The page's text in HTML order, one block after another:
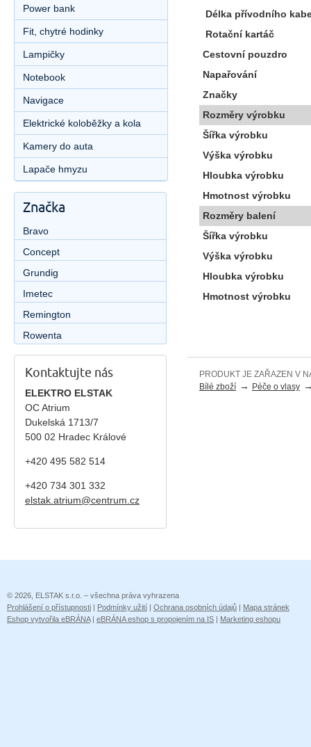
Délka přívodního
Rotační kartáč
Cestovní pouzdro
Napařování
Značky
Rozměry výrobku
Šířka výrobku
Výška výrobku
Hloubka výrobku
Hmotnost výrobku
Rozměry balení
Šířka výrobku
Výška výrobku
Hloubka výrobku
Hmotnost výrobku
PRODUKT JE ZAŘAZEN V
Bílé zboží → Péče o vlasy
Power bank
Fit, chytré hodinky
Lampičky
Notebook
Navigace
Elektrické koloběžky a kola
Kamery do auta
Lapače hmyzu
Značka
Bravo
Concept
Grundig
Imetec
Remington
Rowenta
Kontaktujte nás
ELEKTRO ELSTAK
OC Atrium
Dukelská 1713/7
500 02 Hradec Králové
+420 495 582 514
+420 734 301 332
elstak.atrium@centrum.cz
© 2026, ELSTAK s.r.o. – všechna práva vyhrazena
Prohlášení o přístupnosti | Podmínky užití | Ochrana osobních údajů | Mapa stránek
Eshop vytvořila eBRÁNA| eBRÁNA eshop s propojením na IS | Marketing eshopu